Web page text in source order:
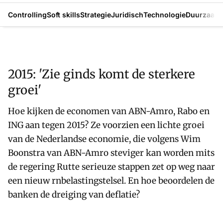
ControllingSoft skillsStrategieJuridischTechnologie
2015: 'Zie ginds komt de sterkere
groei'
Hoe kijken de economen van ABN-Amro, Rabo en
ING aan tegen 2015? Ze voorzien een lichte groei
van de Nederlandse economie, die volgens Wim
Boonstra van ABN-Amro steviger kan worden mits
de regering Rutte serieuze stappen zet op weg naar
een nieuw rnbelastingstelsel. En hoe beoordelen de
banken de dreiging van deflatie?